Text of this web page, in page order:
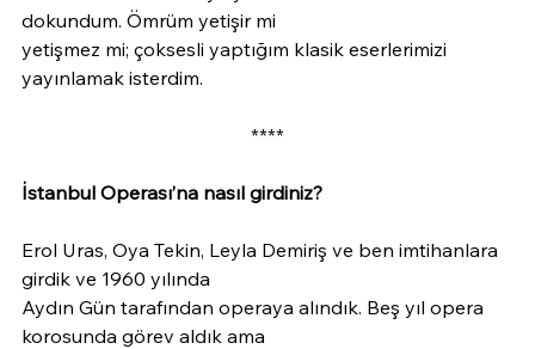
dokundum. Ömrüm yetişir mi
yetişmez mi; çoksesli yaptığım klasik eserlerimizi
yayınlamak isterdim.
****
İstanbul Operası’na nasıl girdiniz?
Erol Uras, Oya Tekin, Leyla Demiriş ve ben imtihanlara
girdik ve 1960 yılında
Aydın Gün tarafından operaya alındık. Beş yıl opera
korosunda görev aldık ama